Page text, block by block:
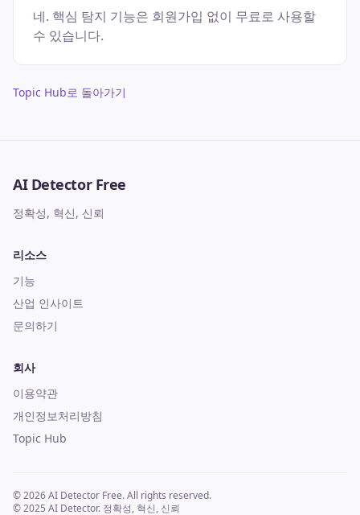
네. 핵심 탐지 기능은 회원가입 없이 무료로 사용할
수 있습니다.
Topic Hub로 돌아가기
AI Detector Free
정확성, 혁신, 신뢰
리소스
기능
산업 인사이트
문의하기
회사
이용약관
개인정보처리방침
Topic Hub
© 2026 AI Detector Free. All rights reserved.
© 2025 AI Detector. 정확성, 혁신, 신뢰